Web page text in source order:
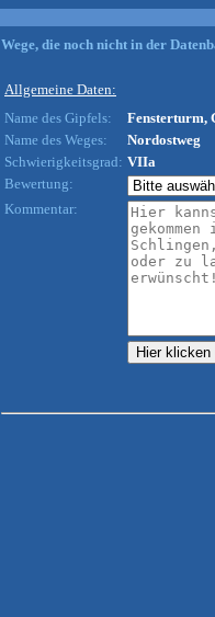
Wege, die noch nicht in der
Allgemeine Daten:
Name des Gipfels:
Fensterturm,
Name des Weges:
Nordostweg
Schwierigkeitsgrad: VIIa
Bewertung:
Kommentar: